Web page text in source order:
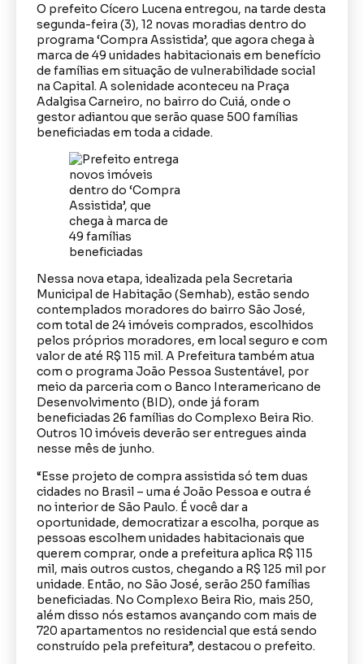
O prefeito Cícero Lucena entregou, na tarde desta
segunda-feira (3), 12 novas moradias dentro do
programa ‘Compra Assistida’, que agora chega à
marca de 49 unidades habitacionais em benefício
de famílias em situação de vulnerabilidade social
na Capital. A solenidade aconteceu na Praça
Adalgisa Carneiro, no bairro do Cuiá, onde o
gestor adiantou que serão quase 500 famílias
beneficiadas em toda a cidade.
Nessa nova etapa, idealizada pela Secretaria
Municipal de Habitação (Semhab), estão sendo
contemplados moradores do bairro São José,
com total de 24 imóveis comprados, escolhidos
pelos próprios moradores, em local seguro e com
valor de até R$ 115 mil. A Prefeitura também atua
com o programa João Pessoa Sustentável, por
meio da parceria com o Banco Interamericano de
Desenvolvimento (BID), onde já foram
beneficiadas 26 famílias do Complexo Beira Rio.
Outros 10 imóveis deverão ser entregues ainda
nesse mês de junho.
“Esse projeto de compra assistida só tem duas
cidades no Brasil – uma é João Pessoa e outra é
no interior de São Paulo. É você dar a
oportunidade, democratizar a escolha, porque as
pessoas escolhem unidades habitacionais que
querem comprar, onde a prefeitura aplica R$ 115
mil, mais outros custos, chegando a R$ 125 mil por
unidade. Então, no São José, serão 250 famílias
beneficiadas. No Complexo Beira Rio, mais 250,
além disso nós estamos avançando com mais de
720 apartamentos no residencial que está sendo
construído pela prefeitura”, destacou o prefeito.